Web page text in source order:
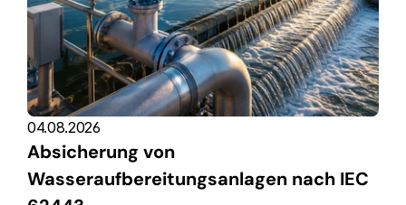
04.08.2026
Absicherung von
Wasseraufbereitungsanlagen nach IEC